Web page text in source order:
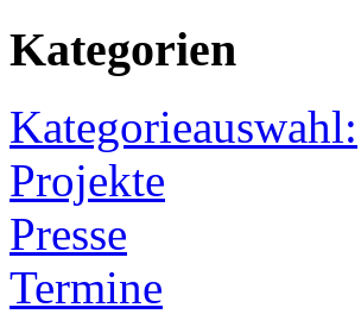
Kategorien
Kategorieauswahl:
Projekte
Presse
Termine